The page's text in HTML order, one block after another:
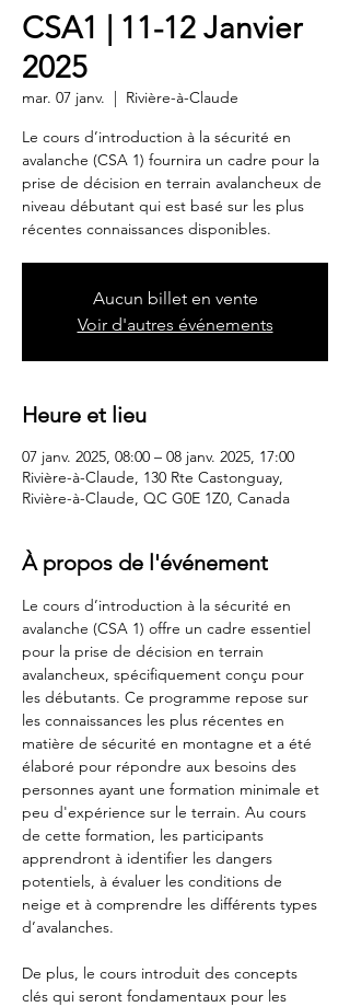
CSA1 | 11-12 Janvier
2025
mar. 07 janv.
  |
Rivière-à-Claude
Le cours d’introduction à la sécurité en
avalanche (CSA 1) fournira un cadre pour la
prise de décision en terrain avalancheux de
niveau débutant qui est basé sur les plus
Aucun billet en vente
Voir d'autres événements
Heure et lieu
07 janv. 2025, 08:00 – 08 janv. 2025, 17:00
Rivière-à-Claude, 130 Rte Castonguay,
Rivière-à-Claude, QC G0E 1Z0, Canada
À propos de l'événement
Le cours d’introduction à la sécurité en
avalanche (CSA 1) offre un cadre essentiel
pour la prise de décision en terrain
avalancheux, spécifiquement conçu pour
les débutants. Ce programme repose sur
les connaissances les plus récentes en
matière de sécurité en montagne et a été
élaboré pour répondre aux besoins des
personnes ayant une formation minimale et
peu d'expérience sur le terrain. Au cours
de cette formation, les participants
apprendront à identifier les dangers
potentiels, à évaluer les conditions de
neige et à comprendre les différents types
d’avalanches.
De plus, le cours introduit des concepts
clés qui seront fondamentaux pour les